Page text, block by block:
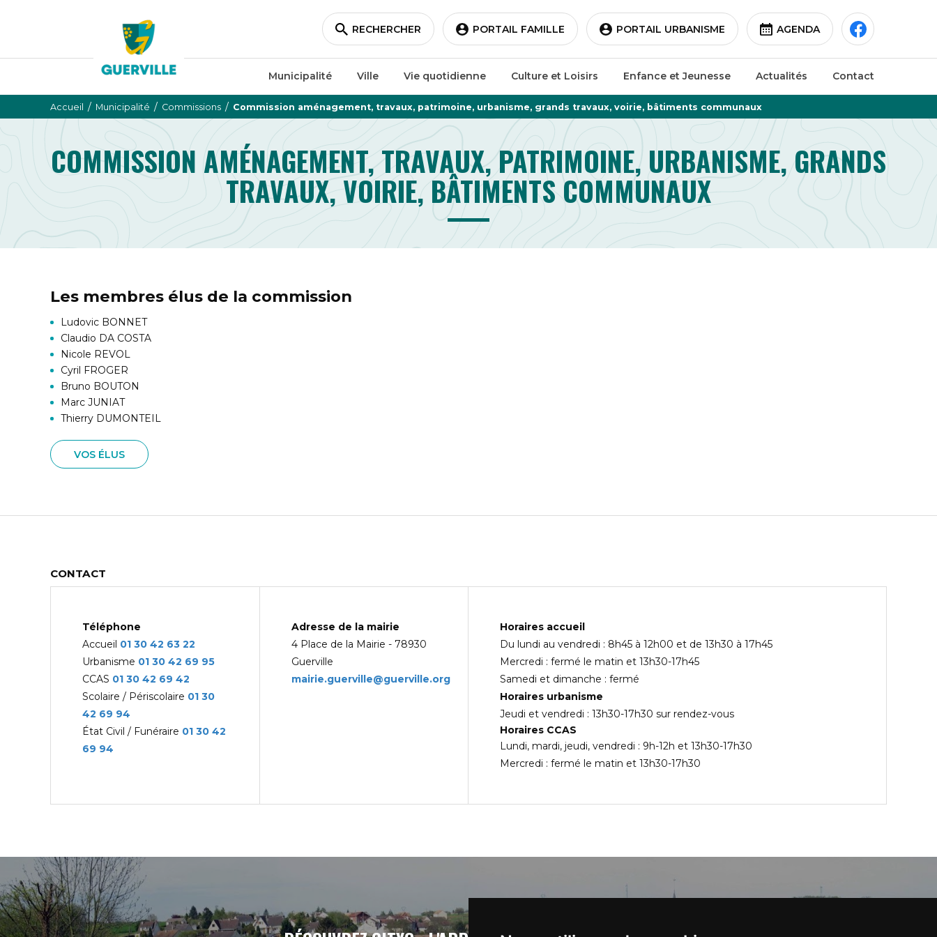
RECHERCHER PORTAIL FAMILLE PORTAIL URBANISME AGENDA
Municipalité Ville Vie quotidienne Culture et Loisirs Enfance et Jeunesse Actualités Contact
Accueil / Municipalité / Commissions / Commission aménagement, travaux, patrimoine, urbanisme, grands travaux, voirie, bâtiments communaux
COMMISSION AMÉNAGEMENT, TRAVAUX, PATRIMOINE, URBANISME, GRANDS
TRAVAUX, VOIRIE, BÂTIMENTS COMMUNAUX
Les membres élus de la commission
Ludovic BONNET
Claudio DA COSTA
Nicole REVOL
Cyril FROGER
Bruno BOUTON
Marc JUNIAT
Thierry DUMONTEIL
VOS ÉLUS
CONTACT
Téléphone
Accueil 01 30 42 63 22
Urbanisme 01 30 42 69 95
CCAS 01 30 42 69 42
Scolaire / Périscolaire 01 30
42 69 94
État Civil / Funéraire 01 30 42
69 94
Adresse de la mairie
4 Place de la Mairie - 78930
Guerville
mairie.guerville@guerville.org
Horaires accueil
Du lundi au vendredi : 8h45 à 12h00 et de 13h30 à 17h45
Mercredi : fermé le matin et 13h30-17h45
Samedi et dimanche : fermé
Horaires urbanisme
Jeudi et vendredi : 13h30-17h30 sur rendez-vous
Horaires CCAS
Lundi, mardi, jeudi, vendredi : 9h-12h et 13h30-17h30
Mercredi : fermé le matin et 13h30-17h30